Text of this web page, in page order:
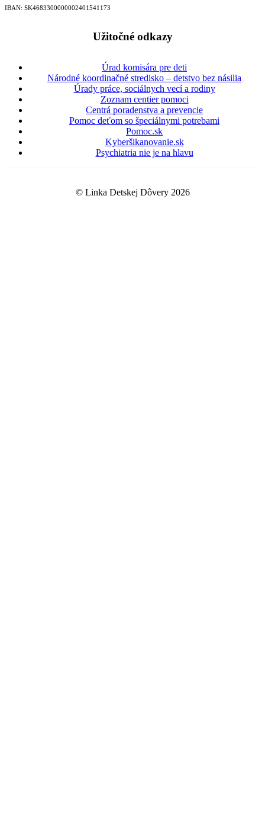
IBAN: SK46833000000­02401541173
Užitočné odkazy
Úrad komisára pre deti
Národné koordinačné stredisko – detstvo bez násilia
Úrady práce, sociálnych vecí a rodiny
Zoznam centier pomoci
Centrá poradenstva a prevencie
Pomoc deťom so špeciálnymi potrebami
Pomoc.sk
Kyberšikanovanie.sk
Psychiatria nie je na hlavu
© Linka Detskej Dôvery 2026